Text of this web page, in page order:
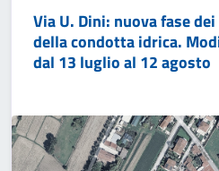
Via U. Dini: nuova fase
della condotta idrica.
dal 13 luglio al 12 agosto